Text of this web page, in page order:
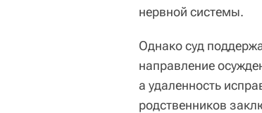
нервной системы.
Однако суд
направление
а удаленность
родственников